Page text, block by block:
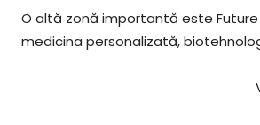
O altă zonă importantă este
medicina personalizată,